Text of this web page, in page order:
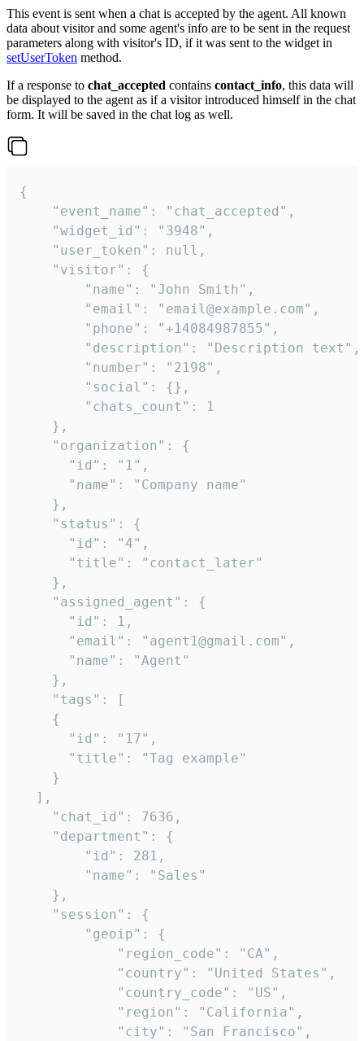
This event is sent when a chat is accepted by the agent. All known
data about visitor and some agent's info are to be sent in the request
parameters along with visitor's ID, if it was sent to the widget in
setUserToken method.
If a response to chat_accepted contains contact_info, this data will
be displayed to the agent as if a visitor introduced himself in the chat
form. It will be saved in the chat log as well.
{
    "event_name": "chat_accepted",
    "widget_id": "3948",
    "user_token": null,
    "visitor": {
        "name": "John Smith",
        "email": "email@example.com",
        "phone": "+14084987855",
        "description": "Description text",
        "number": "2198",
        "social": {},
        "chats_count": 1
    },
    "organization": {
      "id": "1",
      "name": "Company name"
    },
    "status": {
      "id": "4",
      "title": "contact_later"
    },
    "assigned_agent": {
      "id": 1,
      "email": "agent1@gmail.com",
      "name": "Agent"
    },
    "tags": [
    {
      "id": "17",
      "title": "Tag example"
    }
  ],
    "chat_id": 7636,
    "department": {
        "id": 281,
        "name": "Sales"
    },
    "session": {
        "geoip": {
            "region_code": "CA",
            "country": "United States",
            "country_code": "US",
            "region": "California",
            "city": "San Francisco",